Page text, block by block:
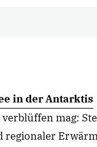
in der Antarktis
mag:
regionaler